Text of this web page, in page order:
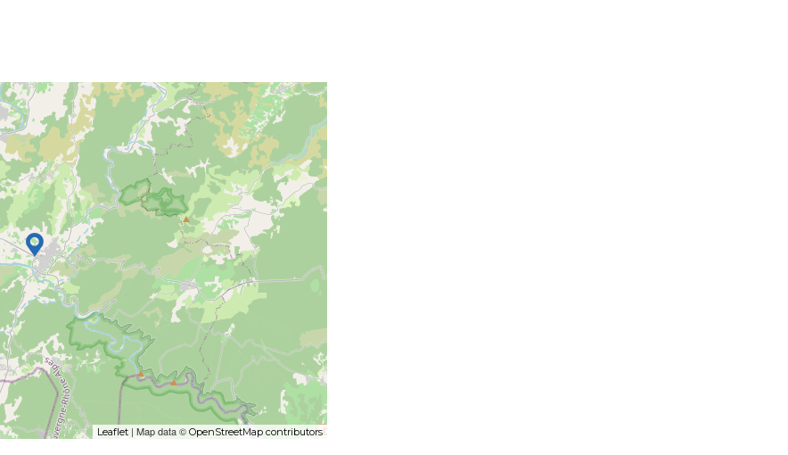
Leaflet| Map data © OpenStreetMap contributors